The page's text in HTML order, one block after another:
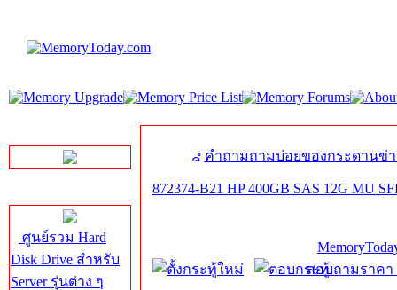
ศูนย์รวม Hard
Disk Drive สำหรับ
Server รุ่นต่าง ๆ
คำถามถามบ่อยของกระดานข่
872374-B21 HP 400GB SAS 12G MU
สอบถามราคา